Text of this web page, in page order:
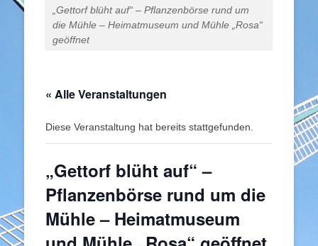
„Gettorf blüht auf“ – Pflanzenbörse rund um
die Mühle – Heimatmuseum und Mühle „Rosa“
geöffnet
« Alle Veranstaltungen
Diese Veranstaltung hat bereits stattgefunden.
„Gettorf blüht auf“ –
Pflanzenbörse rund um die
Mühle – Heimatmuseum